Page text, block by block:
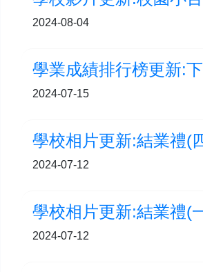
2024-08-04
2024-07-15
2024-07-12
2024-07-12